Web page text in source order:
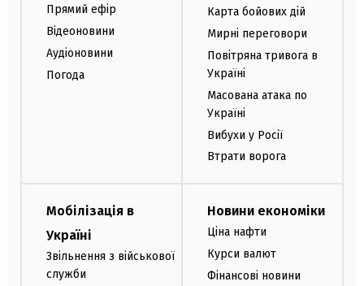
Прямий ефір
Відеоновини
Аудіоновини
Погода
Карта бойових дій
Мирні переговори
Повітряна тривога в
Україні
Масована атака по
Україні
Вибухи у Росії
Втрати ворога
Мобілізація в
Україні
Звільнення з військової
служби
Новини економіки
Ціна нафти
Курси валют
Фінансові новини